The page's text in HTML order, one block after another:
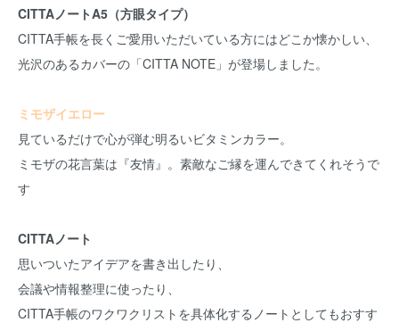
CITTAノートA5（方眼タイプ）
CITTA手帳を長くご愛用いただいている方にはどこか懐かしい、
光沢のあるカバーの「CITTA NOTE」が登場しました。
ミモザイエロー
見ているだけで心が弾む明るいビタミンカラー。
ミモザの花言葉は『友情』。素敵なご縁を運んできてくれそうで
す
CITTAノート
思いついたアイデアを書き出したり、
会議や情報整理に使ったり、
CITTA手帳のワクワクリストを具体化するノートとしてもおすす